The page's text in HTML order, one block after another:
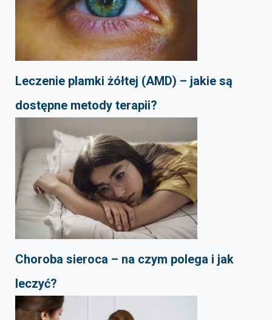
Leczenie plamki żółtej (AMD) – jakie są
dostępne metody terapii?
Choroba sieroca – na czym polega i jak
leczyć?